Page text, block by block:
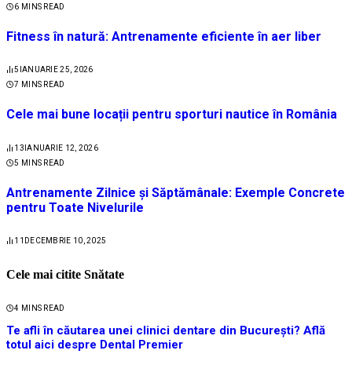
6 MINS READ
Fitness în natură: Antrenamente eficiente în aer liber
5 IANUARIE 25, 2026
7 MINS READ
Cele mai bune locații pentru sporturi nautice în România
13 IANUARIE 12, 2026
5 MINS READ
Antrenamente Zilnice și Săptămânale: Exemple Concrete
pentru Toate Nivelurile
11 DECEMBRIE 10, 2025
Cele mai citite Snătate
4 MINS READ
Te afli în căutarea unei clinici dentare din București? Află
totul aici despre Dental Premier